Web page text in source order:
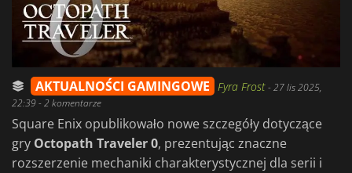
AKTUALNOŚCI GAMINGOWE Fyra Frost-27 lis 2025,
22:39- 2 komentarze
Square Enix opublikowało nowe szczegóły dotyczące
gry Octopath Traveler 0, prezentując znaczne
rozszerzenie mechaniki charakterystycznej dla serii i